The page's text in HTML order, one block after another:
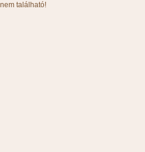
található!